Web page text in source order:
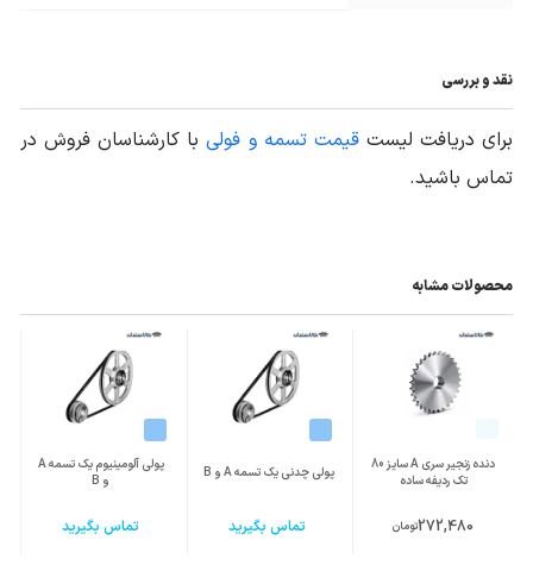
نقد و بررسی
برای دریافت لیستقیمت تسمه و فولیبا کارشناسان فروش در
تماس باشید.
محصولات مشابه
دنده زنجیر سری A سایز 80
تک ردیفه ساده
272,480تومان
پولی چدنی یک تسمه A و B
تماس بگیرید
پولی آلومینیوم یک تسمه A
و B
تماس بگیرید